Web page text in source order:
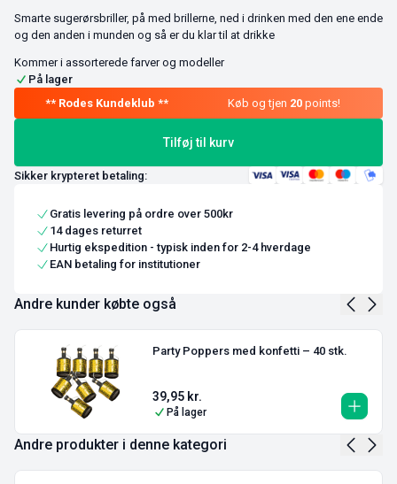
Smarte sugerørsbriller, på med brillerne, ned i drinken med den ene ende
og den anden i munden og så er du klar til at drikke
Kommer i assorterede farver og modeller
På lager
Køb og tjen 20points!
Tilføj til kurv
Sikker krypteret betaling:
Gratis levering på ordre over 500kr
14 dages returret
Hurtig ekspedition - typisk inden for 2-4 hverdage
EAN betaling for institutioner
Andre kunder købte også
Party Poppers med konfetti – 40 stk.
39,95 kr.
På lager
Andre produkter i denne kategori